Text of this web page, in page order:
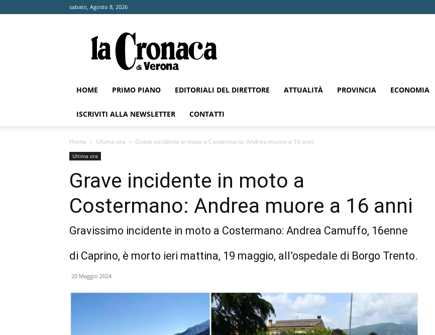
sabato, Agosto 8, 2026
Cronaca
di
Verona
HOME PRIMO PIANO EDITORIALI DEL DIRETTORE ATTUALITÀ PROVINCIA ECONOMIA
ISCRIVITI ALLA NEWSLETTER CONTATTI
Home Ultima ora Grave incidente in moto a Costermano: Andrea muore a 16 anni
Ultima ora
Grave incidente in moto a
Costermano: Andrea muore a 16 anni
Gravissimo incidente in moto a Costermano: Andrea Camuffo, 16enne
di Caprino, è morto ieri mattina, 19 maggio, all’ospedale di Borgo Trento.
20 Maggio 2024